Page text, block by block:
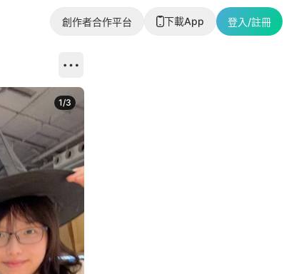
創作者合作平台 下載App 登入/註冊
1/3